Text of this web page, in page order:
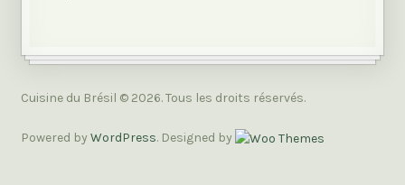
Cuisine du Brésil © 2026. Tous les droits réservés.
Powered by WordPress. Designed by